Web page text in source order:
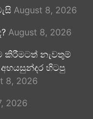
August 8, 2026
August 8, 2026
කිරීමටත් නැවතුම්
හිටපු
8, 2026
2026